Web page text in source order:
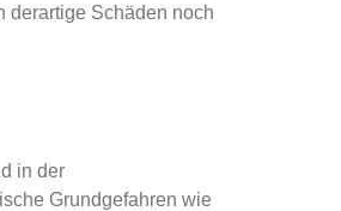
derartige Schäden noch
in der
Grundgefahren wie